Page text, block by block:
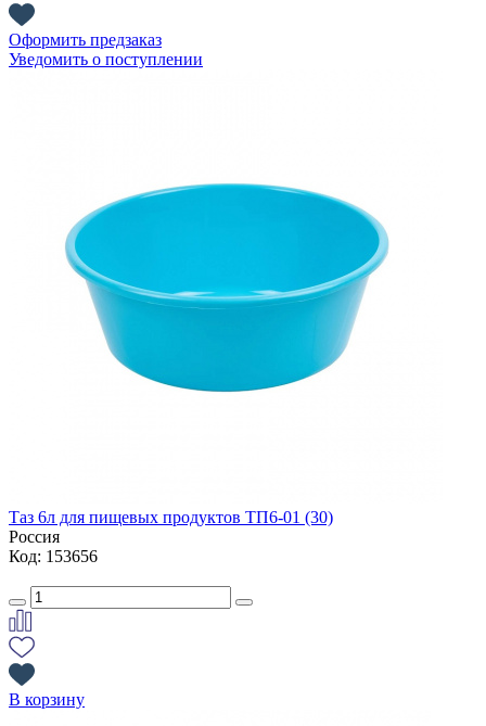
Оформить предзаказ
Уведомить о поступлении
Таз 6л для пищевых продуктов ТП6-01 (30)
Россия
Код: 153656
В корзину